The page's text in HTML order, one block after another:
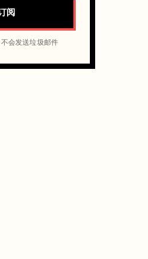
阅
会发送垃圾邮件